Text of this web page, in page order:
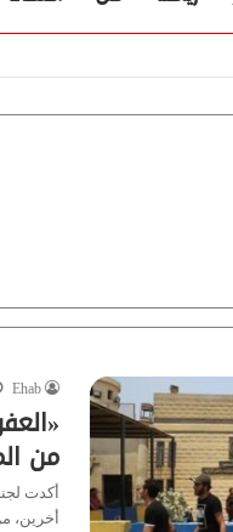
Ehab
من
أخرين،